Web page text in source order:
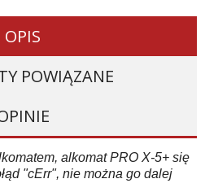
OPIS
POWIĄZANE
alkomat PRO X-5+ się
"cErr", nie można go dalej